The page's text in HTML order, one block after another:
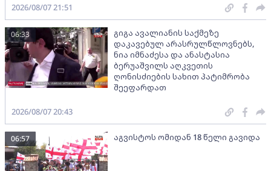
2026/08/07 21:51
გიგა ავალიანის საქმეზე
დაკავებულ არასრულწლოვნებს,
ნია იმნაძესა და ანასტასია
ბერუაშვილს აღკვეთის
ღონისძიების სახით პატიმრობა
შეეფარდათ
06:33
2026/08/07 20:43
აგვისტოს ომიდან 18 წელი გავიდა
06:57